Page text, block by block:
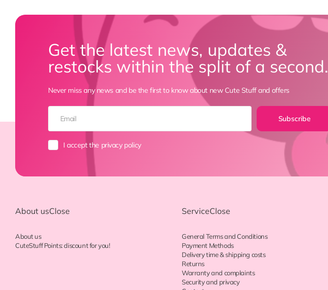
Get the latest news, updates &
restocks within the split of a second.
Never miss any news and be the first to know about new Cute Stuff and offers
Subscribe
I accept the privacy policy
About usClose
About us
CuteStuff Points: discount for you!
ServiceClose
General Terms and Conditions
Payment Methods
Delivery time & shipping costs
Returns
Warranty and complaints
Security and privacy